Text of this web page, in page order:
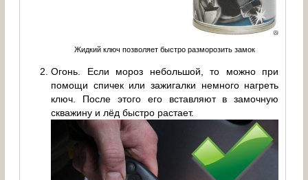
Жидкий ключ позволяет быстро разморозить замок
Огонь. Если мороз небольшой, то можно при
помощи спичек или зажигалки немного нагреть
ключ. После этого его вставляют в замочную
скважину и лёд быстро растает.